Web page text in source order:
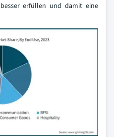
erfüllen und damit eine